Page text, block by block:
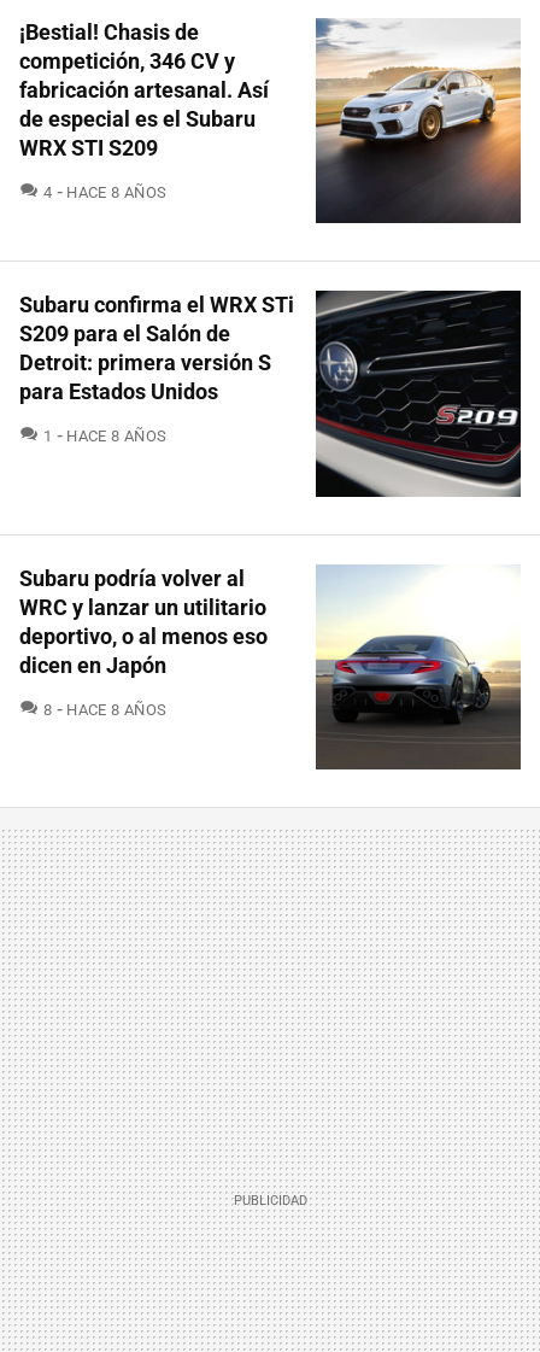
¡Bestial! Chasis de
competición, 346 CV y
fabricación artesanal. Así
de especial es el Subaru
WRX STI S209
4 COMENTARIOS
HACE 8 AÑOS
Subaru confirma el WRX STi
S209 para el Salón de
Detroit: primera versión S
para Estados Unidos
1 COMENTARIOS
HACE 8 AÑOS
Subaru podría volver al
WRC y lanzar un utilitario
deportivo, o al menos eso
dicen en Japón
8 COMENTARIOS
HACE 8 AÑOS